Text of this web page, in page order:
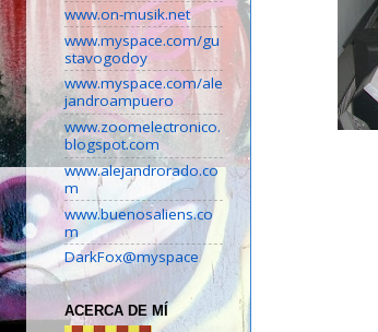
www.on-musik.net
www.myspace.com/gu
stavogodoy
www.myspace.com/ale
jandroampuero
www.zoomelectronico.
blogspot.com
www.alejandrorado.co
m
www.buenosaliens.co
m
DarkFox@myspace
ACERCA DE MÍ